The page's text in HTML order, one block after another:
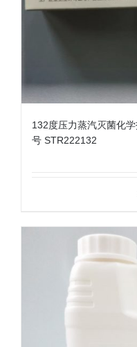
132度压力蒸汽灭菌化
号 STR222132